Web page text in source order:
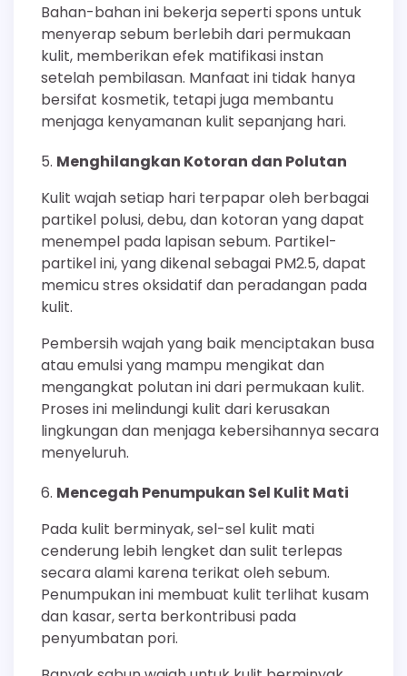
Bahan-bahan ini bekerja seperti spons untuk
menyerap sebum berlebih dari permukaan
kulit, memberikan efek matifikasi instan
setelah pembilasan. Manfaat ini tidak hanya
bersifat kosmetik, tetapi juga membantu
menjaga kenyamanan kulit sepanjang hari.
Menghilangkan Kotoran dan Polutan
Kulit wajah setiap hari terpapar oleh berbagai
partikel polusi, debu, dan kotoran yang dapat
menempel pada lapisan sebum. Partikel-
partikel ini, yang dikenal sebagai PM2.5, dapat
memicu stres oksidatif dan peradangan pada
kulit.
Pembersih wajah yang baik menciptakan busa
atau emulsi yang mampu mengikat dan
mengangkat polutan ini dari permukaan kulit.
Proses ini melindungi kulit dari kerusakan
lingkungan dan menjaga kebersihannya secara
menyeluruh.
Mencegah Penumpukan Sel Kulit Mati
Pada kulit berminyak, sel-sel kulit mati
cenderung lebih lengket dan sulit terlepas
secara alami karena terikat oleh sebum.
Penumpukan ini membuat kulit terlihat kusam
dan kasar, serta berkontribusi pada
penyumbatan pori.